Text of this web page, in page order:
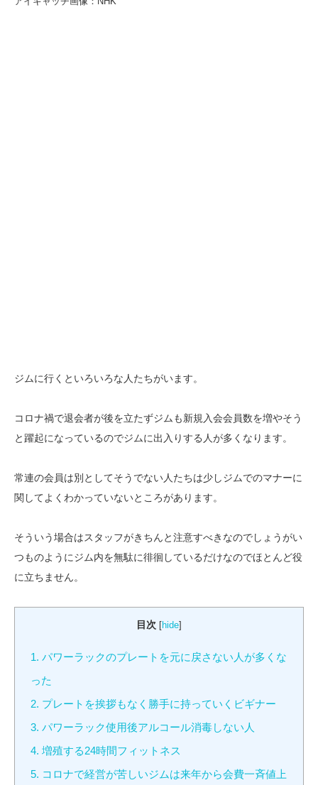
ジムに行くといろいろな人たちがいます。
コロナ禍で退会者が後を立たずジムも新規入会会員数を増やそう
と躍起になっているのでジムに出入りする人が多くなります。
常連の会員は別としてそうでない人たちは少しジムでのマナーに
関してよくわかっていないところがあります。
そういう場合はスタッフがきちんと注意すべきなのでしょうがい
つものようにジム内を無駄に徘徊しているだけなのでほとんど役
に立ちません。
目次 hide
1. パワーラックのプレートを元に戻さない人が多くな
った
2. プレートを挨拶もなく勝手に持っていくビギナー
3. パワーラック使用後アルコール消毒しない人
4. 増殖する24時間フィットネス
5. コロナで経営が苦しいジムは来年から会費一斉値上